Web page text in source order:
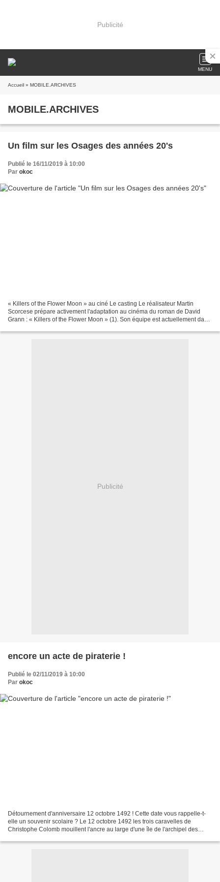
Publicité
MENU
Accueil » MOBILE.ARCHIVES
MOBILE.ARCHIVES
Un film sur les Osages des années 20's
Publié le 16/11/2019 à 10:00
Par okoc
« Killers of the Flower Moon » au ciné Le casting Le réalisateur Martin
Scorcese prépare activement l'adaptation au cinéma du roman de David
Grann : « Killers of the Flower Moon » (1). Son équipe est actuellement dans
Publicité
encore un acte de piraterie !
Publié le 02/11/2019 à 10:00
Par okoc
Détournement d'anniversaire 12 octobre 1492 ! Cette date vous rappelle-t-
elle un souvenir scolaire ? Le 12 octobre 1492 les trois caravelles de
Christophe Colomb mouillent l'ancre au large d'une île de l'archipel des